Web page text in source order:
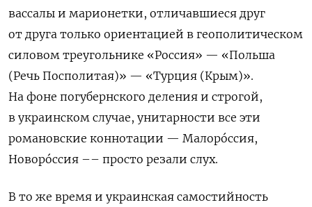
вассалы и марионетки, отличавшиеся друг
от друга только ориентацией в геополитическом
силовом треугольнике «Россия» — «Польша
(Речь Посполитая)» — «Турция (Крым)».
На фоне погубернского деления и строгой,
в украинском случае, унитарности все эти
романовские коннотации — Малорóссия,
Новорóссия –– просто резали слух.
В то же время и украинская самостийность